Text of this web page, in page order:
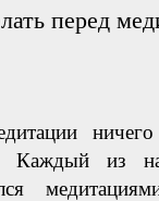
перед
Каждый из